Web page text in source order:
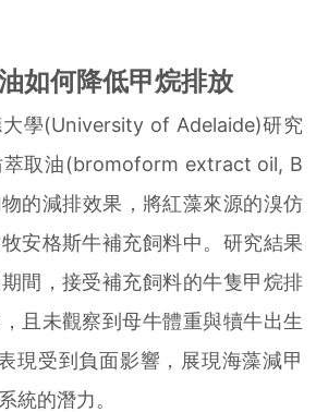
如何降低甲烷排放
(University of Adelaide)研究
萃取油(bromoform extract oil, B
的減排效果，將紅藻來源的溴仿
安格斯牛補充飼料中。研究結果
間，接受補充飼料的牛隻甲烷排
且未觀察到母牛體重與犢牛出生
現受到負面影響，展現海藻減甲
統的潛力。